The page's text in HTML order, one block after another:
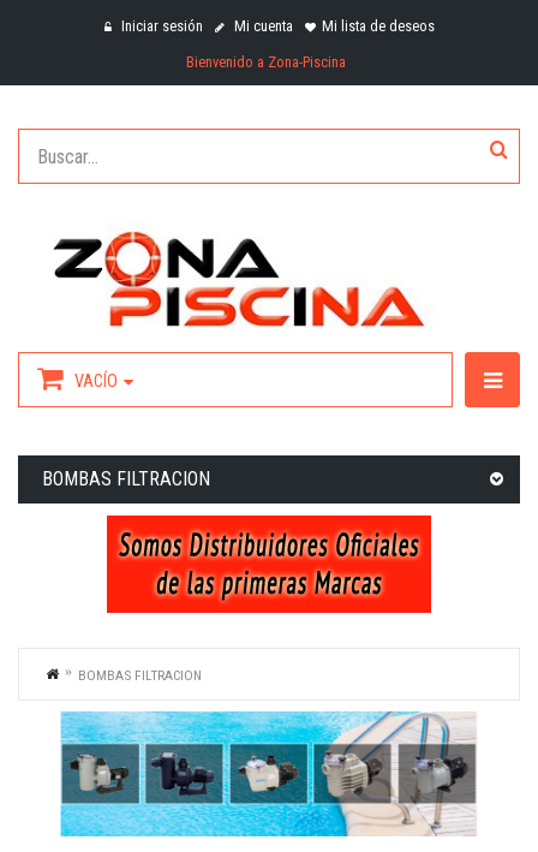
Iniciar sesión Mi cuenta
Mi lista de deseos
Bienvenido a Zona-Piscina
VACÍO
BOMBAS FILTRACION
BOMBAS FILTRACION